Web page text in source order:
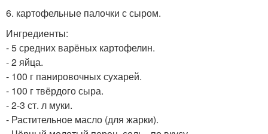
6. картофельные палочки с сыром.
Ингредиенты:
- 5 средних варёных картофелин.
- 2 яйца.
- 100 г панировочных сухарей.
- 100 г твёрдого сыра.
- 2-3 ст. л муки.
- Растительное масло (для жарки).